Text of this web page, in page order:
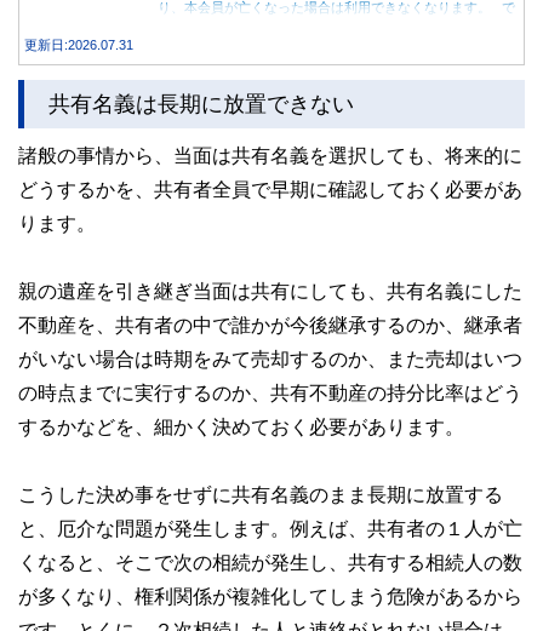
り、本会員が亡くなった場合は利用できなくなります。 で
族が行うべき手続きについて分かりやすく解説します。
更新日:2026.07.31
共有名義は長期に放置できない
諸般の事情から、当面は共有名義を選択しても、将来的に
どうするかを、共有者全員で早期に確認しておく必要があ
ります。
親の遺産を引き継ぎ当面は共有にしても、共有名義にした
不動産を、共有者の中で誰かが今後継承するのか、継承者
がいない場合は時期をみて売却するのか、また売却はいつ
の時点までに実行するのか、共有不動産の持分比率はどう
するかなどを、細かく決めておく必要があります。
こうした決め事をせずに共有名義のまま長期に放置する
と、厄介な問題が発生します。例えば、共有者の１人が亡
くなると、そこで次の相続が発生し、共有する相続人の数
が多くなり、権利関係が複雑化してしまう危険があるから